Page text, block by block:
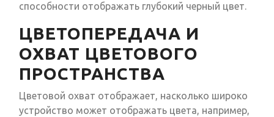
способности отображать глубокий черный цвет.
ЦВЕТОПЕРЕДАЧА И
ОХВАТ ЦВЕТОВОГО
ПРОСТРАНСТВА
Цветовой охват отображает, насколько широко
устройство может отображать цвета, например,